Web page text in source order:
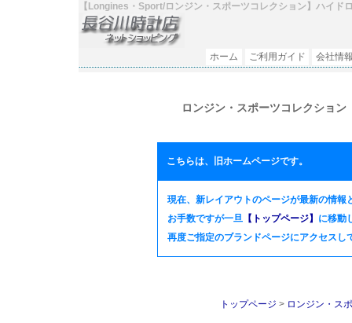
【Longines・Sport/ロンジン・スポーツコレクション】ハイ
会社情
ご利用ガイド
ホーム
ロンジン・スポーツコレクショ
こちらは、旧ホームページです。
現在、新レイアウトのページが最新の情報
お手数ですが一旦 【トップページ】 に移動
再度ご指定のブランドページにアクセス
トップページ > ロンジン・ス